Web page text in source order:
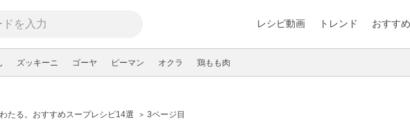
レシピ動画 トレンド おすすめ
ズッキーニ ゴーヤ ピーマン オクラ 鶏もも肉
たる。おすすめスープレシピ14選 3ページ目